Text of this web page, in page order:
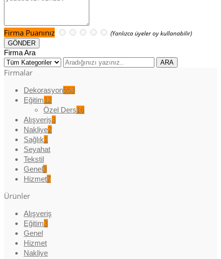
Firma Puanınız (Yanlızca üyeler oy kullanabilir)
Firma Ara
Firmalar
Dekorasyon553
Eğitim12
Özel Ders16
Alışveriş3
Nakliye2
Sağlık1
Seyahat
Tekstil
Genel3
Hizmet7
Ürünler
Alışveriş
Eğitim3
Genel
Hizmet
Nakliye